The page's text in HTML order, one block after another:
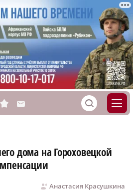
s M S
дома на Гороховецкой
Анастасия Красушкина